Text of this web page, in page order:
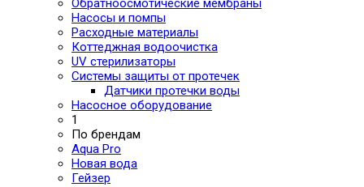
Обратноосмотические мембраны
Насосы и помпы
Расходные материалы
Коттеджная водоочистка
UV стерилизаторы
Системы защиты от протечек
Датчики протечки воды
Насосное оборудование
1
По брендам
Aqua Pro
Новая вода
Гейзер